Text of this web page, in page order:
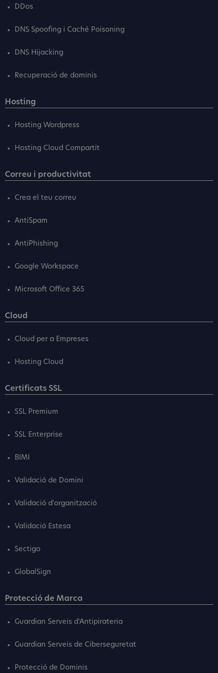
DDos
DNS Spoofing i Caché Poisoning
DNS Hijacking
Recuperació de dominis
Hosting
Hosting Wordpress
Hosting Cloud Compartit
Correu i productivitat
Crea el teu correu
AntiSpam
AntiPhishing
Google Workspace
Microsoft Office 365
Cloud
Cloud per a Empreses
Hosting Cloud
Certificats SSL
SSL Premium
SSL Enterprise
BIMI
Validació de Domini
Validació d'organització
Validació Estesa
Sectigo
GlobalSign
Protecció de Marca
Guardian Serveis d'Antipirateria
Guardian Serveis de Ciberseguretat
Protecció de Dominis